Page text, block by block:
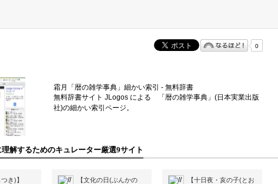
0
霜月「暦の雑学事典」細かい索引 - 無料辞書
無料辞書サイト JLogos による 「暦の雑学事典」(日本実業出版
社)の細かい索引ページ。
解するためのキュレーター厳選9サイト
つき)】
【文化の日(ぶんかの
【十日夜・亥の子(とお